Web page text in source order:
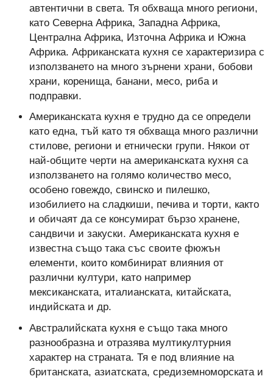
автентични в света. Тя обхваща много региони,
като Северна Африка, Западна Африка,
Централна Африка, Източна Африка и Южна
Африка. Африканската кухня се характеризира с
използването на много зърнени храни, бобови
храни, коренища, банани, месо, риба и
подправки.
Американската кухня е трудно да се определи
като една, тъй като тя обхваща много различни
стилове, региони и етнически групи. Някои от
най-общите черти на американската кухня са
използването на голямо количество месо,
особено говеждо, свинско и пилешко,
изобилието на сладкиши, печива и торти, както
и обичаят да се консумират бързо хранене,
сандвичи и закуски. Американската кухня е
известна също така със своите фюжън
елементи, които комбинират влияния от
различни култури, като например
мексиканската, италианската, китайската,
индийската и др.
Австралийската кухня е също така много
разнообразна и отразява мултикултурния
характер на страната. Тя е под влияние на
британската, азиатската, средиземноморската и